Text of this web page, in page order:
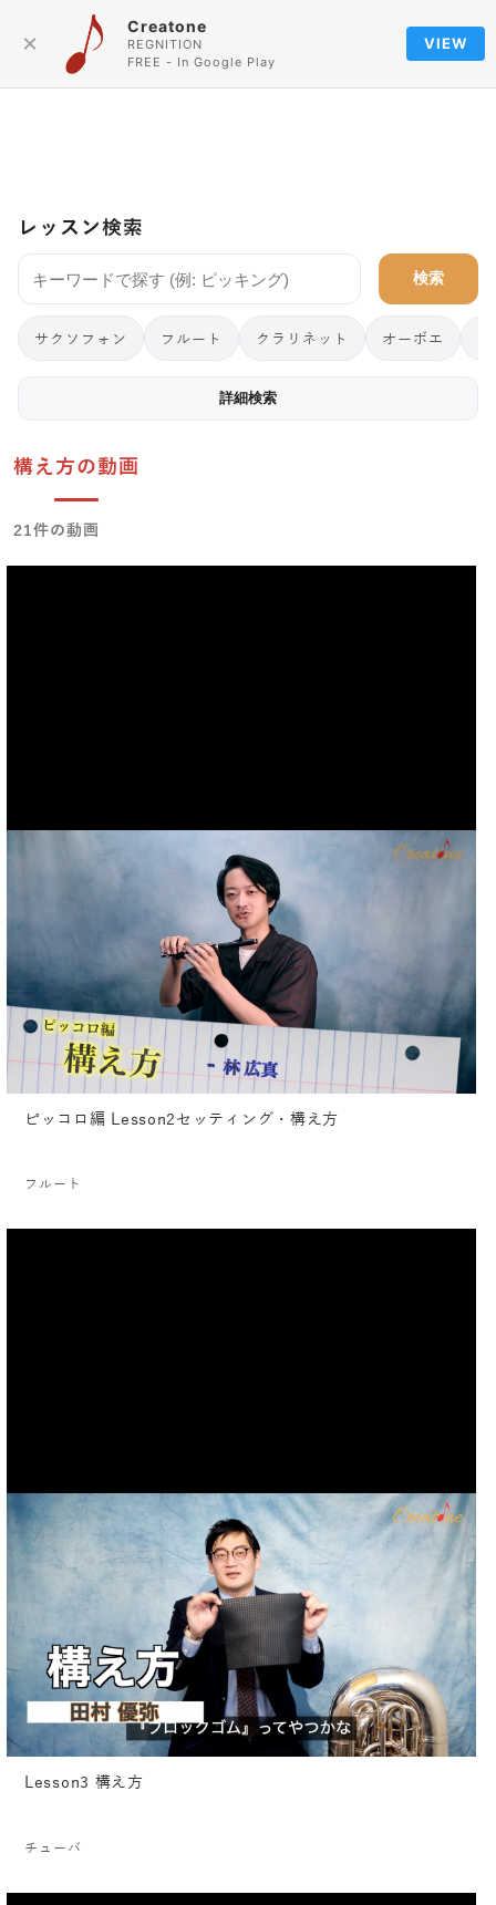
×
Creatone
REGNITION
FREE - In Google Play
VIEW
レッスン検索
検索
サクソフォン フルート クラリネット オーボエ
詳細検索
構え方の動画
21件の動画
ピッコロ編 Lesson2セッティング・構え方
フルート
Lesson3 構え方
チューバ